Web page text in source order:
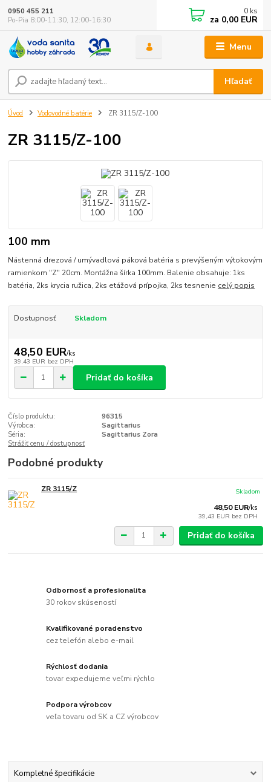
Menu
Hľadať
0950 455 211
Po-Pia 8:00-11:30, 12:00-16:30
0 ks
za 0,00 EUR
Úvod Vodovodné batérie ZR 3115/Z-100
ZR 3115/Z-100
100 mm
Nástenná drezová / umývadlová páková batéria s prevýšeným výtokovým
ramienkom "Z" 20cm. Montážna šírka 100mm. Balenie obsahuje: 1ks
batéria, 2ks krycia ružica, 2ks etážová prípojka, 2ks tesnenie celý popis
Dostupnosť Skladom
48,50 EUR/ks
39,43 EUR bez DPH
Pridať do košíka
Číslo produktu:
96315
Výrobca:
Sagittarius
Séria:
Sagittarius Zora
Strážiť cenu / dostupnosť
Podobné produkty
ZR 3115/Z
48,50 EUR/ks
39,43 EUR bez DPH
Skladom
Pridať do košíka
Odbornosť a profesionalita
30 rokov skúseností
Kvalifikované poradenstvo
cez telefón alebo e-mail
Rýchlosť dodania
tovar expedujeme veľmi rýchlo
Podpora výrobcov
veľa tovaru od SK a CZ výrobcov
Kompletné špecifikácie